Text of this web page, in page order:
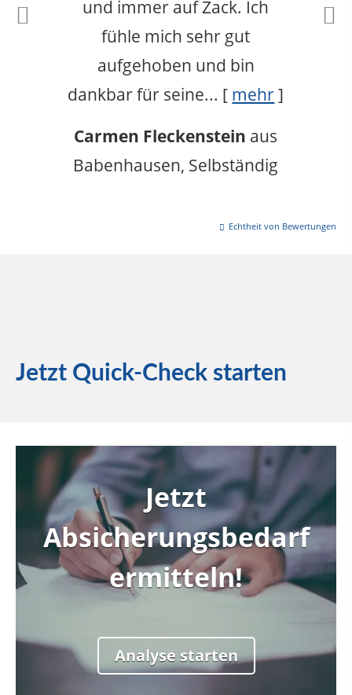
und immer auf Zack. Ich
fühle mich sehr gut
aufgehoben und bin
dankbar für seine... [ mehr]
Carmen Fleckenstein aus
Babenhausen, Selbständig
Echtheit von Bewertungen
Jetzt Quick-Check starten
Jetzt
Absicherungsbedarf
ermitteln!
Analyse starten
Sind Sie Single oder in
einer Beziehung?
Single Beziehung